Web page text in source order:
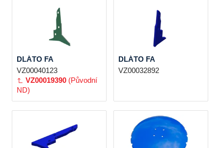
DLÁTO FA
VZ00040123
VZ00019390 (Původní
ND)
DLÁTO FA
VZ00032892